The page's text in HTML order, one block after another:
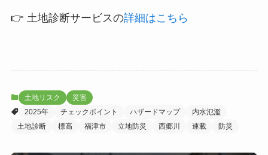
👉 土地診断サービスの詳細はこちら
土地リスク
災害
2025年
チェックポイント ハザードマップ
内水氾濫
土地診断
標高 福津市 立地防災 西郷川 連載 防災